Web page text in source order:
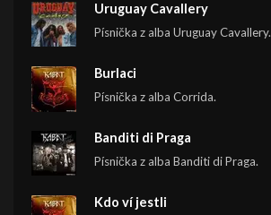
Uruguay Cavallery
Písnička z alba Uruguay Cavallery.
Burlaci
Písnička z alba Corrida.
Banditi di Praga
Písnička z alba Banditi di Praga.
Kdo ví jestli